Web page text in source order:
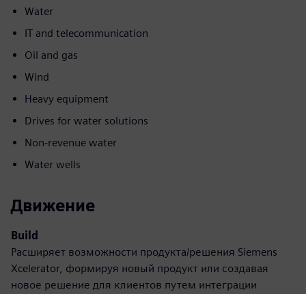
Water
IT and telecommunication
Oil and gas
Wind
Heavy equipment
Drives for water solutions
Non-revenue water
Water wells
Движение
Build
Расширяет возможности продукта/решения Siemens
Xcelerator, формируя новый продукт или создавая
новое решение для клиентов путем интеграции